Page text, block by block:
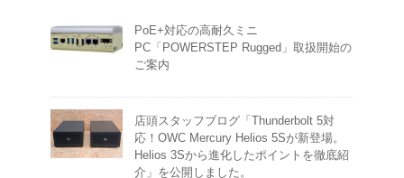
PoE+対応の高耐久ミニ
PC「POWERSTEP Rugged」取扱開始の
ご案内
店頭スタッフブログ「Thunderbolt 5対
応！OWC Mercury Helios 5Sが新登場。
Helios 3Sから進化したポイントを徹底紹
介」を公開しました。